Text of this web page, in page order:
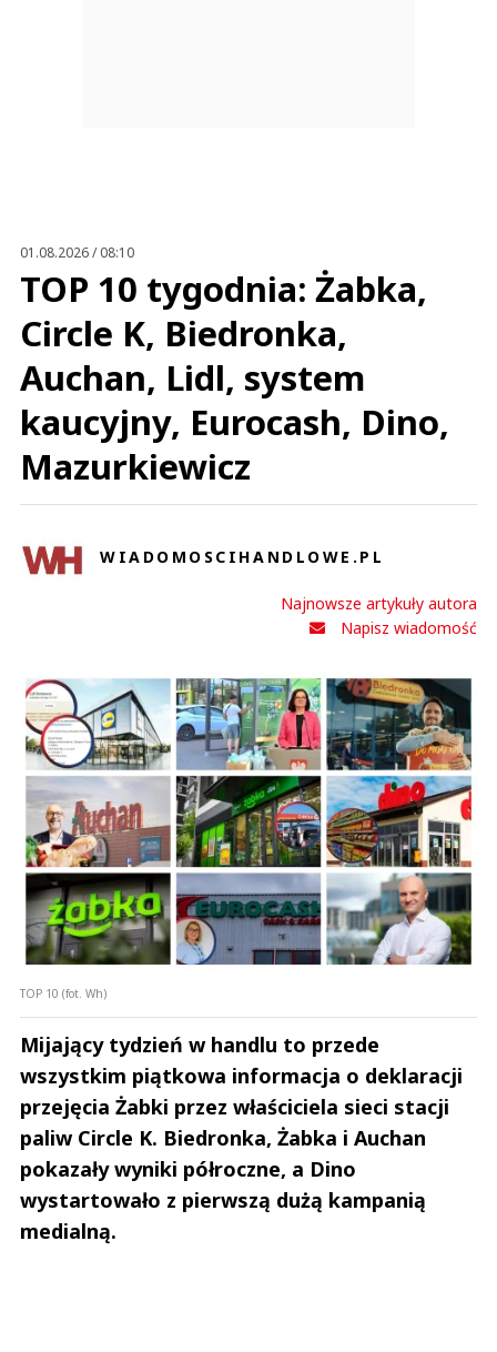
01.08.2026 / 08:10
TOP 10 tygodnia: Żabka,
Circle K, Biedronka,
Auchan, Lidl, system
kaucyjny, Eurocash, Dino,
Mazurkiewicz
WIADOMOSCIHANDLOWE.PL
Najnowsze artykuły autora
Napisz wiadomość
TOP 10 (fot. Wh)
Mijający tydzień w handlu to przede
wszystkim piątkowa informacja o deklaracji
przejęcia Żabki przez właściciela sieci stacji
paliw Circle K. Biedronka, Żabka i Auchan
pokazały wyniki półroczne, a Dino
wystartowało z pierwszą dużą kampanią
medialną.